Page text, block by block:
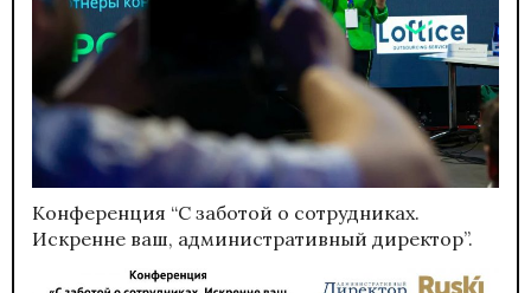
Конференция “С заботой о сотрудниках.
Искренне ваш, административный директор”.